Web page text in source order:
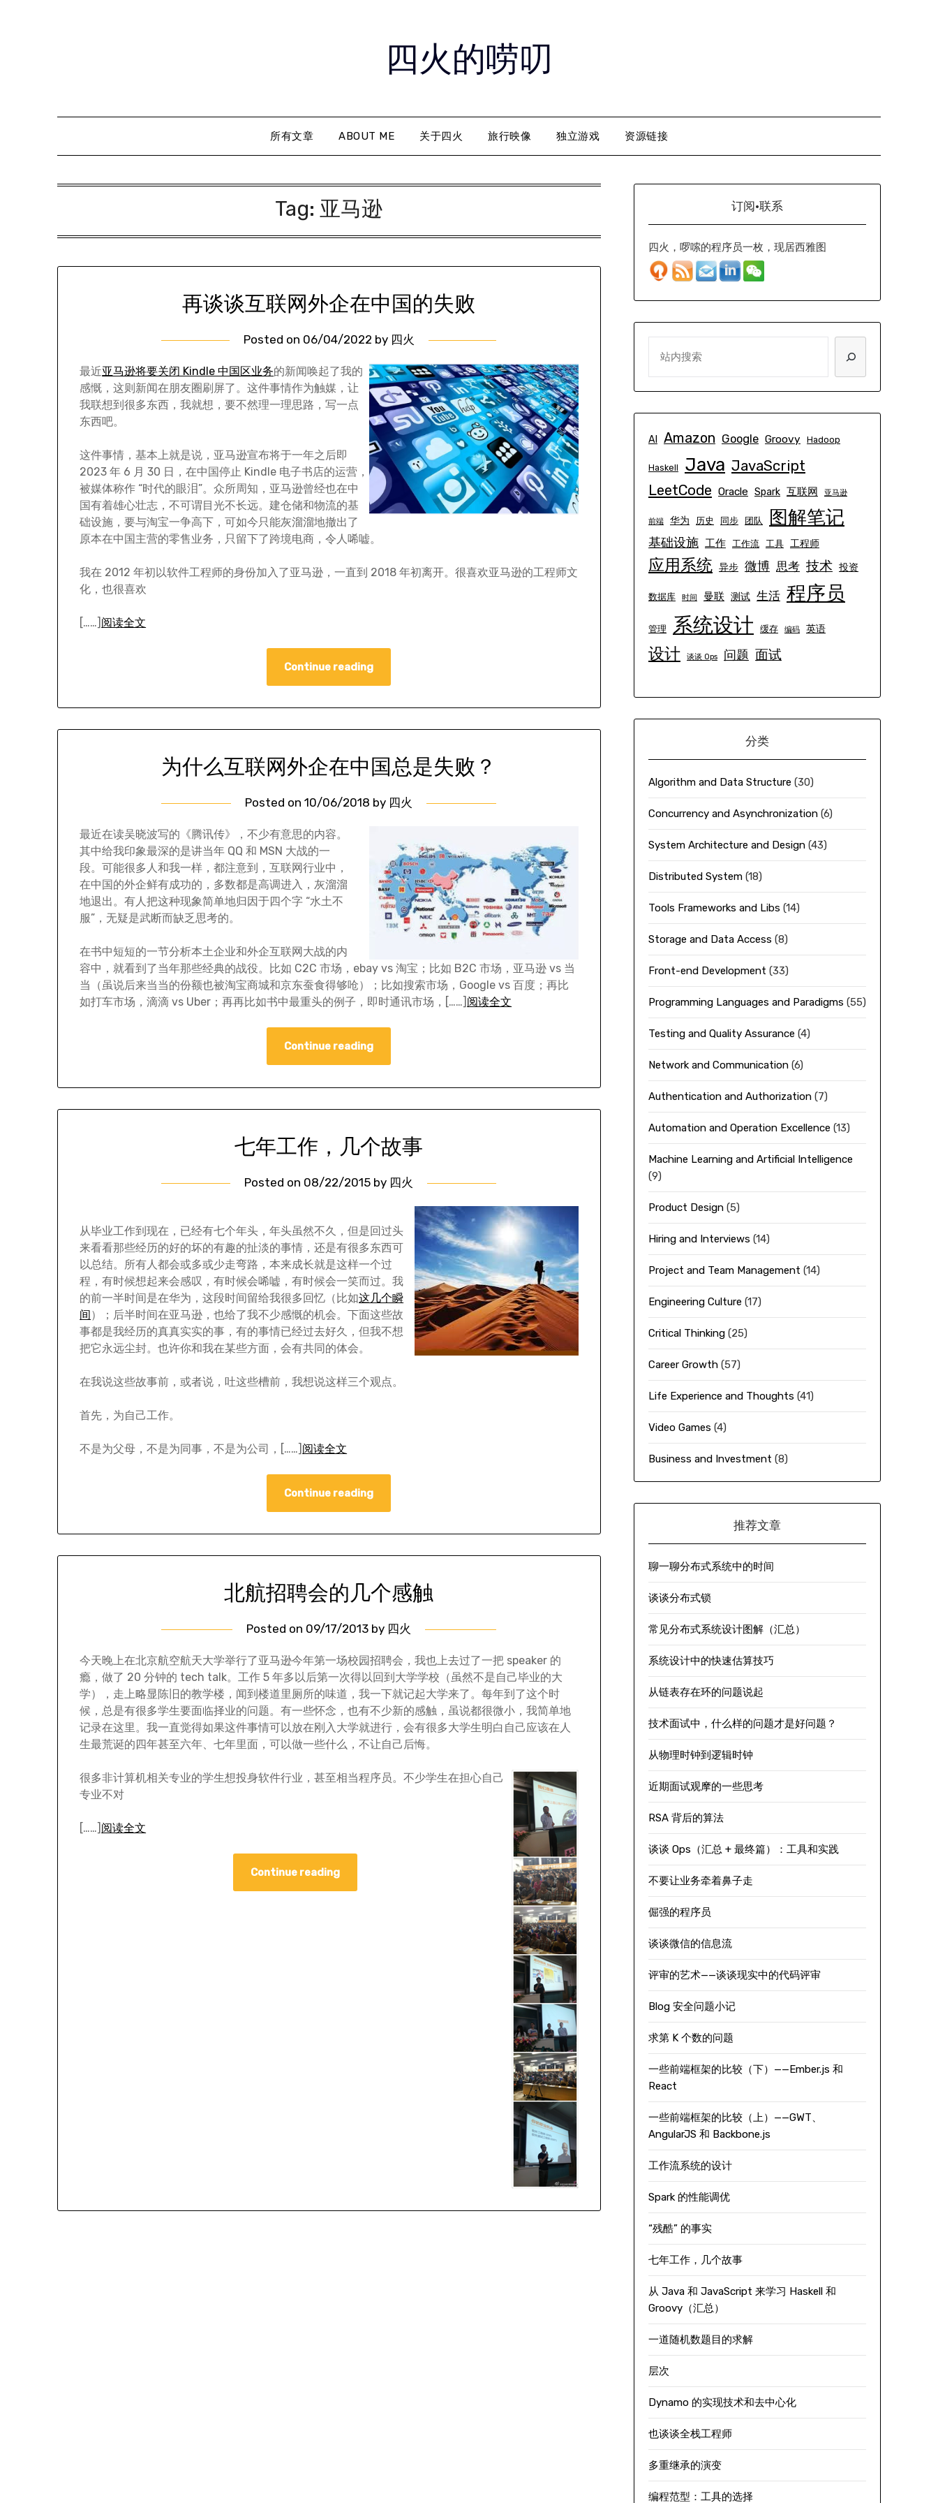
四火的唠叨
所有文章 ABOUT ME 关于四火 旅行映像 独立游戏 资源链接
Tag: 亚马逊
再谈谈互联网外企在中国的失败
Posted on 06/04/2022 by 四火
最近亚马逊将要关闭 Kindle 中国区业务的新闻唤起了我的
感慨，这则新闻在朋友圈刷屏了。这件事情作为触媒，让
我联想到很多东西，我就想，要不然理一理思路，写一点
东西吧。
这件事情，基本上就是说，亚马逊宣布将于一年之后即
2023 年 6 月 30 日，在中国停止 Kindle 电子书店的运营，
被媒体称作 “时代的眼泪”。众所周知，亚马逊曾经也在中
国有着雄心壮志，不可谓目光不长远。建仓储和物流的基
础设施，要与淘宝一争高下，可如今只能灰溜溜地撤出了
原本在中国主营的零售业务，只留下了跨境电商，令人唏嘘。
我在 2012 年初以软件工程师的身份加入了亚马逊，一直到 2018 年初离开。很喜欢亚马逊的工程师文
化，也很喜欢
[……] 阅读全文
Continue reading
为什么互联网外企在中国总是失败？
Posted on10/06/2018 by 四火
最近在读吴晓波写的《腾讯传》，不少有意思的内容。
其中给我印象最深的是讲当年 QQ 和 MSN 大战的一
段。可能很多人和我一样，都注意到，互联网行业中，
在中国的外企鲜有成功的，多数都是高调进入，灰溜溜
地退出。有人把这种现象简单地归因于四个字 “水土不
服”，无疑是武断而缺乏思考的。
在书中短短的一节分析本土企业和外企互联网大战的内
容中，就看到了当年那些经典的战役。比如 C2C 市场，ebay vs 淘宝；比如 B2C 市场，亚马逊 vs 当
当（虽说后来当当的份额也被淘宝商城和京东蚕食得够呛）；比如搜索市场，Google vs 百度；再比
如打车市场，滴滴 vs Uber；再再比如书中最重头的例子，即时通讯市场，[……] 阅读全文
Continue reading
七年工作，几个故事
Posted on 08/22/2015 by 四火
从毕业工作到现在，已经有七个年头，年头虽然不久，但是回过头
来看看那些经历的好的坏的有趣的扯淡的事情，还是有很多东西可
以总结。所有人都会或多或少走弯路，本来成长就是这样一个过
程，有时候想起来会感叹，有时候会唏嘘，有时候会一笑而过。我
的前一半时间是在华为，这段时间留给我很多回忆（比如这几个瞬
间）；后半时间在亚马逊，也给了我不少感慨的机会。下面这些故
事都是我经历的真真实实的事，有的事情已经过去好久，但我不想
把它永远尘封。也许你和我在某些方面，会有共同的体会。
在我说这些故事前，或者说，吐这些槽前，我想说这样三个观点。
首先，为自己工作。
不是为父母，不是为同事，不是为公司，[……] 阅读全文
Continue reading
北航招聘会的几个感触
Posted on 09/17/2013 by 四火
今天晚上在北京航空航天大学举行了亚马逊今年第一场校园招聘会，我也上去过了一把 speaker 的
瘾，做了 20 分钟的 tech talk。工作 5 年多以后第一次得以回到大学学校（虽然不是自己毕业的大
学），走上略显陈旧的教学楼，闻到楼道里厕所的味道，我一下就记起大学来了。每年到了这个时
候，总是有很多学生要面临择业的问题。有一些怀念，也有不少新的感触，虽说都很微小，我简单地
记录在这里。我一直觉得如果这件事情可以放在刚入大学就进行，会有很多大学生明白自己应该在人
生最荒诞的四年甚至六年、七年里面，可以做一些什么，不让自己后悔。
很多非计算机相关专业的学生想投身软件行业，甚至相当程序员。不少学生在担心自己
专业不对
[……] 阅读全文
Continue reading
订阅·联系
四火，啰嗦的程序员一枚，现居西雅图
AI Amazon Google Groovy Hadoop
Haskell Java JavaScript
LeetCode Oracle Spark 互联网 亚马逊
前端 华为 历史 同步 团队 图解笔记
基础设施 工作 工作流 工具 工程师
应用系统 异步 微博 思考 技术 投资
数据库 时间 曼联 测试 生活 程序员
管理 系统设计 缓存 编码 英语
设计 谈谈 Ops 问题 面试
分类
Algorithm and Data Structure (30)
Concurrency and Asynchronization(6)
System Architecture and Design(43)
Distributed System(18)
Tools Frameworks and Libs (14)
Storage and Data Access (8)
Front-end Development (33)
Programming Languages and Paradigms (55)
Testing and Quality Assurance (4)
Network and Communication(6)
Authentication and Authorization(7)
Automation and Operation Excellence (13)
Machine Learning and Artificial Intelligence
(9)
Product Design(5)
Hiring and Interviews (14)
Project and Team Management (14)
Engineering Culture (17)
Critical Thinking(25)
Career Growth(57)
Life Experience and Thoughts (41)
Video Games (4)
Business and Investment (8)
推荐文章
聊一聊分布式系统中的时间
谈谈分布式锁
常见分布式系统设计图解（汇总）
系统设计中的快速估算技巧
从链表存在环的问题说起
技术面试中，什么样的问题才是好问题？
从物理时钟到逻辑时钟
近期面试观摩的一些思考
RSA 背后的算法
谈谈 Ops（汇总 + 最终篇）：工具和实践
不要让业务牵着鼻子走
倔强的程序员
谈谈微信的信息流
评审的艺术——谈谈现实中的代码评审
Blog 安全问题小记
求第 K 个数的问题
一些前端框架的比较（下）——Ember.js 和
React
一些前端框架的比较（上）——GWT、
AngularJS 和 Backbone.js
工作流系统的设计
Spark 的性能调优
“残酷” 的事实
七年工作，几个故事
从 Java 和 JavaScript 来学习 Haskell 和
Groovy（汇总）
一道随机数题目的求解
层次
Dynamo 的实现技术和去中心化
也谈谈全栈工程师
多重继承的演变
编程范型：工具的选择